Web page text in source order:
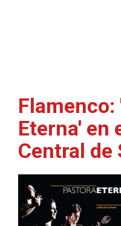
Flamenco:
Eterna' en
Central de